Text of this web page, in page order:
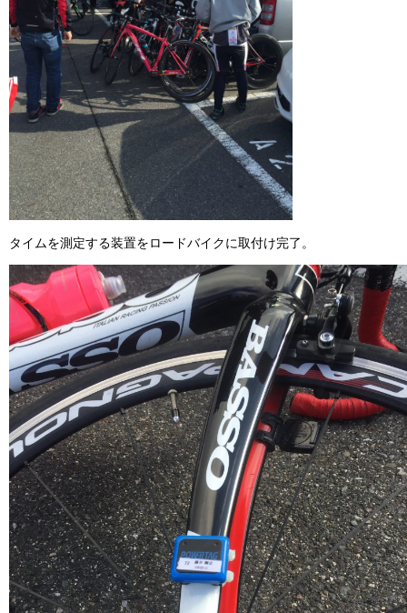
タイムを測定する装置をロードバイクに取付け完了。